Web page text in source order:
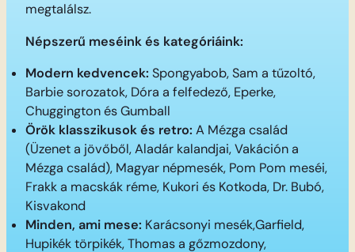
megtalálsz.
Népszerű meséink és kategóriáink:
Modern kedvencek: Spongyabob, Sam a tűzoltó,
Barbie sorozatok, Dóra a felfedező, Eperke,
Chuggington és Gumball
Örök klasszikusok és retro: A Mézga család
(Üzenet a jövőből, Aladár kalandjai, Vakáción a
Mézga család), Magyar népmesék, Pom Pom meséi,
Frakk a macskák réme, Kukori és Kotkoda, Dr. Bubó,
Kisvakond
Minden, ami mese: Karácsonyi mesék,Garfield,
Hupikék törpikék, Thomas a gőzmozdony,